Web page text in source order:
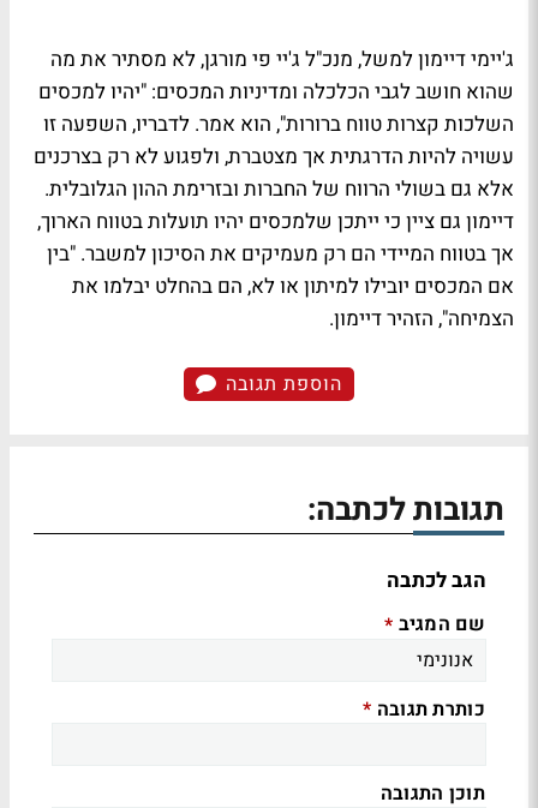
ג'יימי דיימון למשל, מנכ"ל ג'יי פי מורגן, לא מסתיר את מה
שהוא חושב לגבי הכלכלה ומדיניות המכסים: "יהיו למכסים
השלכות קצרות טווח ברורות", הוא אמר. לדבריו, השפעה זו
עשויה להיות הדרגתית אך מצטברת, ולפגוע לא רק בצרכנים
אלא גם בשולי הרווח של החברות ובזרימת ההון הגלובלית.
דיימון גם ציין כי ייתכן שלמכסים יהיו תועלות בטווח הארוך,
אך בטווח המיידי הם רק מעמיקים את הסיכון למשבר. "בין
אם המכסים יובילו למיתון או לא, הם בהחלט יבלמו את
הצמיחה", הזהיר דיימון.
הוספת תגובה
תגובות לכתבה:
הגב לכתבה
שם המגיב *
כותרת תגובה *
תוכן התגובה